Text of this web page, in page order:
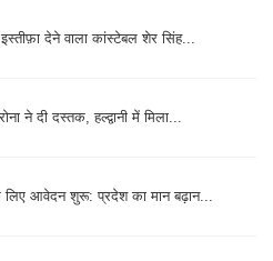
देने वाला कांस्टेबल शेर सिंह...
ने दी दस्तक, हल्द्वानी में मिला...
लिए आवेदन शुरू: प्रदेश का मान बढ़ान...